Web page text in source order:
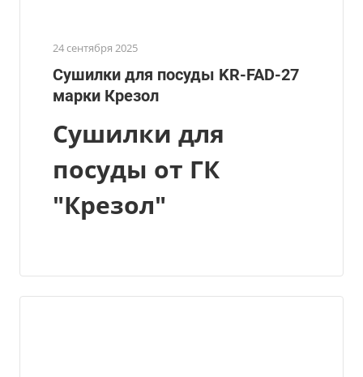
24 сентября 2025
Сушилки для посуды KR-FAD-27
марки Крезол
Сушилки для
посуды от ГК
"Крезол"